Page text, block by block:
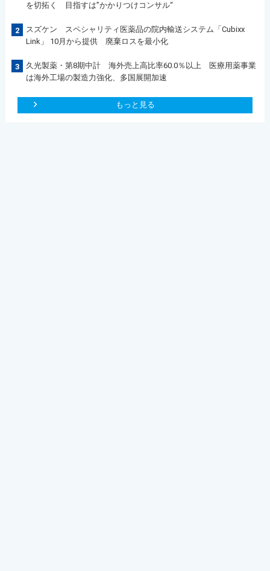
を切拓く 目指すは”かかりつけコンサル“
2
スズケン スペシャリティ医薬品の院内輸送システム「Cubixx
Link」 10月から提供 廃棄ロスを最小化
3
久光製薬・第8期中計 海外売上高比率60.0％以上 医療用薬事業
は海外工場の製造力強化、多国展開加速
もっと見る